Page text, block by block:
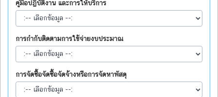
คู่มือปฏิบัติงาน และการให้บริการ
การกำกับติดตามการใช้จ่ายงบประมาณ
การจัดซื้อจัดซื้อจัดจ้างหรือการจัดหาพัสดุ